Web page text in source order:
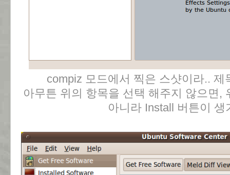
compiz 모드에서 찍은 스샷이라..
아무튼 위의 항목을 선택 해주지 않으면,
아니라 Install 버튼이 생